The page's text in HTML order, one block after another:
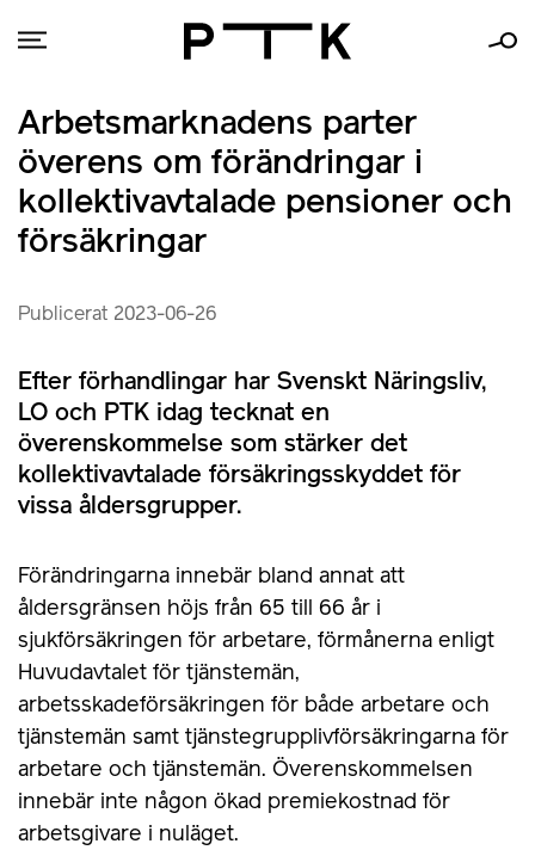
Arbetsmarknadens parter
överens om förändringar i
kollektivavtalade pensioner och
försäkringar
Publicerat 2023-06-26
Efter förhandlingar har Svenskt Näringsliv,
LO och PTK idag tecknat en
överenskommelse som stärker det
kollektivavtalade försäkringsskyddet för
vissa åldersgrupper.
Förändringarna innebär bland annat att
åldersgränsen höjs från 65 till 66 år i
sjukförsäkringen för arbetare, förmånerna enligt
Huvudavtalet för tjänstemän,
arbetsskadeförsäkringen för både arbetare och
tjänstemän samt tjänstegrupplivförsäkringarna för
arbetare och tjänstemän. Överenskommelsen
innebär inte någon ökad premiekostnad för
arbetsgivare i nuläget.